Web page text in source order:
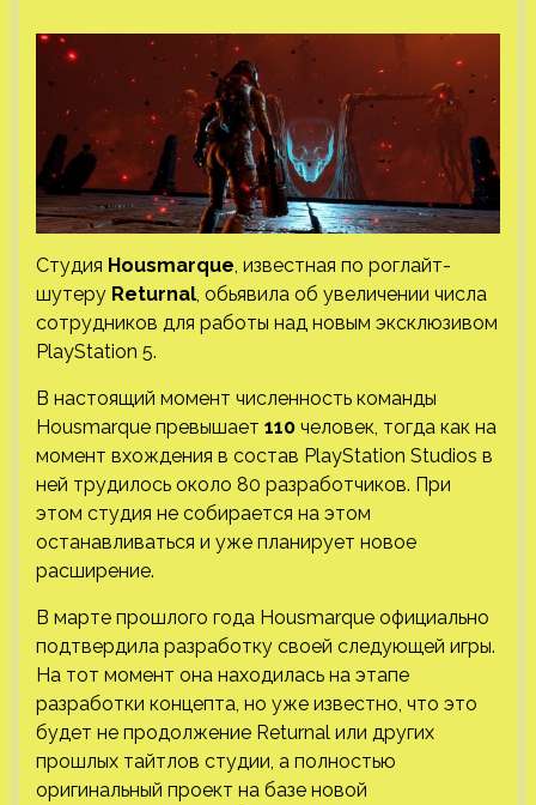
Студия Housmarque, известная по роглайт-
шутеру Returnal, обьявила об увеличении числа
сотрудников для работы над новым эксклюзивом
PlayStation 5.
В настоящий момент численность команды
Housmarque превышает 110 человек, тогда как на
момент вхождения в состав PlayStation Studios в
ней трудилось около 80 разработчиков. При
этом студия не собирается на этом
останавливаться и уже планирует новое
расширение.
В марте прошлого года Housmarque официально
подтвердила разработку своей следующей игры.
На тот момент она находилась на этапе
разработки концепта, но уже известно, что это
будет не продолжение Returnal или других
прошлых тайтлов студии, а полностью
оригинальный проект на базе новой